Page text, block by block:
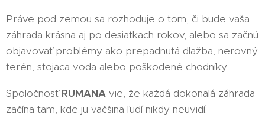
Práve pod zemou sa rozhoduje o tom, či bude vaša
záhrada krásna aj po desiatkach rokov, alebo sa začnú
objavovať problémy ako prepadnutá dlažba, nerovný
terén, stojaca voda alebo poškodené chodníky.
SpoločnosťRUMANA vie, že každá dokonalá záhrada
začína tam, kde ju väčšina ľudí nikdy neuvidí.